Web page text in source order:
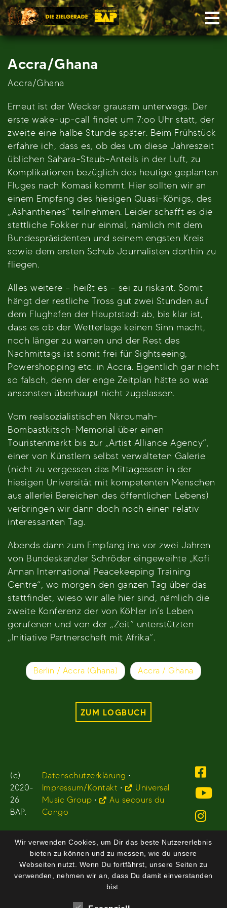
Skip
to
content
Accra/Ghana
Accra/Ghana
Erneut ist der Wecker grausam unterwegs. Der
erste wake-up-call findet um 7:oo Uhr statt, der
zweite eine halbe Stunde später. Beim Frühstück
erfahre ich, dass es, ob des um diese Jahreszeit
üblichen Sahara-Staub-Anteils in der Luft, zu
Komplikationen bezüglich des heutige geplanten
Fluges nach Komasi kommt. Hier sollten wir an
einem Empfang des hiesigen Quasi-Königs, des
„Ashanthenes“ teilnehmen. Leider schafft es die
stattliche Fokker nur einmal, nämlich mit dem
Bundespräsidenten und seinem engsten Kreis
sowie dem ersten Schub Journalisten dorthin zu
fliegen.
Alles weitere – heißt es – sei zu riskant. Somit
hängt der restliche Tross gut zwei Stunden auf
dem Flughafen der Hauptstadt ab, bis klar ist,
dass es ob der Wetterlage keinen Sinn macht,
noch länger zu warten und der Rest des
Nachmittags ist somit frei für Sightseeing,
Powershopping etc. in Accra. Eigentlich gar nicht
so falsch, denn der enge Zeitplan hätte so was
ansonsten überhaupt nicht zugelassen.
Vom realsozialistischen Nkroumah-
Bombastkitsch-Memorial über einen
Touristenmarkt bis zur „Artist Alliance Agency“,
einer von Künstlern selbst verwalteten Galerie
(nicht zu vergessen das Mittagessen in der
hiesigen Universität mit kompetenten Menschen
aus allerlei Bereichen des öffentlichen Lebens)
verbringen wir dann doch noch einen relativ
interessanten Tag.
Abends dann zum Empfang ins vor zwei Jahren
von Bundeskanzler Schröder eingeweihte „Kofi
Annan International Peacekeeping Training
Centre“, wo morgen den ganzen Tag über das
stattfindet, wieso wir alle hier sind, nämlich die
zweite Konferenz der von Köhler in’s Leben
gerufenen und von der „Zeit“ unterstützten
„Initiative Partnerschaft mit Afrika“.
Beitragsnavigation
Berlin / Accra (Ghana) Accra / Ghana
ZUM LOGBUCH
(c)
2020-
26
BAP.
Datenschutzerklärung •
Impressum/Kontakt •
Universal
Music Group •
Au secours du
Congo
Wir verwenden Cookies, um Dir das beste Nutzererlebnis
bieten zu können und zu messen, wie du unsere
Webseiten nutzt. Wenn Du fortfährst, unsere Seiten zu
verwenden, nehmen wir an, dass Du damit einverstanden
bist.